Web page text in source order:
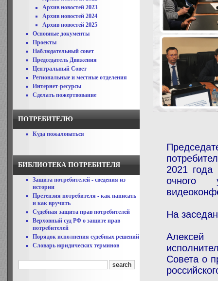
Архив новостей 2023
Архив новостей 2024
Архив новостей 2025
Основные документы
Проекты
Наблюдательный совет
Председатель Движения
Центральный Совет
Региональные и местные отделения
Интернет-ресурсы
Сделать пожертвование
ПОТРЕБИТЕЛЮ
Куда пожаловаться
БИБЛИОТЕКА ПОТРЕБИТЕЛЯ
Защита потребителей - сведения из
истории
Претензия потребителя - как написать
и как вручить
Судебная защита прав потребителей
Верховный суд РФ о защите прав
потребителей
Порядок исполнения судебных решений
Словарь юридических терминов
2021
очного
На
Алексей
Совета о